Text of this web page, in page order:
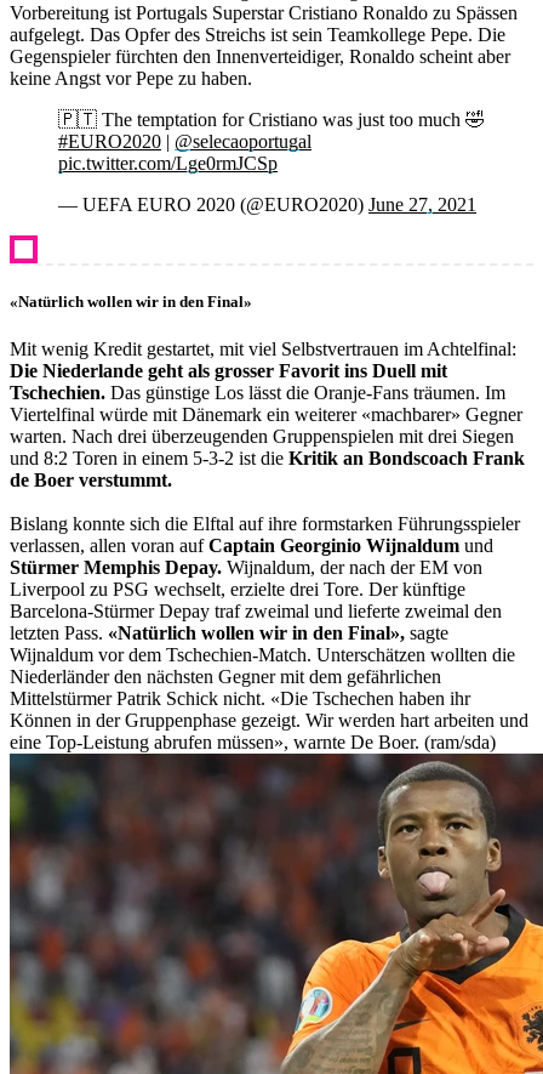
Vorbereitung ist Portugals Superstar Cristiano Ronaldo zu Spässen
aufgelegt. Das Opfer des Streichs ist sein Teamkollege Pepe. Die
Gegenspieler fürchten den Innenverteidiger, Ronaldo scheint aber
keine Angst vor Pepe zu haben.
🇵🇹 The temptation for Cristiano was just too much 🤣
#EURO2020 | @selecaoportugal
pic.twitter.com/Lge0rmJCSp
— UEFA EURO 2020 (@EURO2020) June 27, 2021
«Natürlich wollen wir in den Final»
Mit wenig Kredit gestartet, mit viel Selbstvertrauen im Achtelfinal:
Die Niederlande geht als grosser Favorit ins Duell mit
Tschechien. Das günstige Los lässt die Oranje-Fans träumen. Im
Viertelfinal würde mit Dänemark ein weiterer «machbarer» Gegner
warten. Nach drei überzeugenden Gruppenspielen mit drei Siegen
und 8:2 Toren in einem 5-3-2 ist die Kritik an Bondscoach Frank
de Boer verstummt.
Bislang konnte sich die Elftal auf ihre formstarken Führungsspieler
verlassen, allen voran aufCaptain Georginio Wijnaldum und
Stürmer Memphis Depay. Wijnaldum, der nach der EM von
Liverpool zu PSG wechselt, erzielte drei Tore. Der künftige
Barcelona-Stürmer Depay traf zweimal und lieferte zweimal den
letzten Pass. «Natürlich wollen wir in den Final», sagte
Wijnaldum vor dem Tschechien-Match. Unterschätzen wollten die
Niederländer den nächsten Gegner mit dem gefährlichen
Mittelstürmer Patrik Schick nicht. «Die Tschechen haben ihr
Können in der Gruppenphase gezeigt. Wir werden hart arbeiten und
eine Top-Leistung abrufen müssen», warnte De Boer. (ram/sda)